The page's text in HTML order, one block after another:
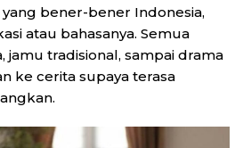
bener-bener Indonesia,
atau bahasanya. Semua
jamu tradisional, sampai drama
ke cerita supaya terasa